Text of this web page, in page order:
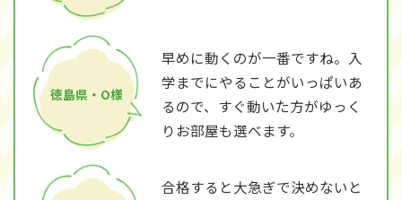
徳島県・O様
早めに動くのが一番ですね。入
学までにやることがいっぱいあ
るので、すぐ動いた方がゆっく
りお部屋も選べます。
合格すると大急ぎで決めないと